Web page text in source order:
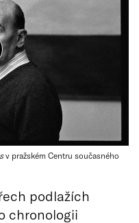
v pražském Centru současného
podlažích
chronologii